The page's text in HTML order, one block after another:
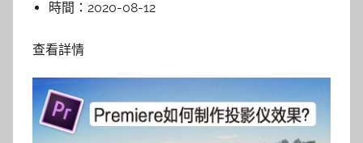
時間： 2020-08-12
查看詳情